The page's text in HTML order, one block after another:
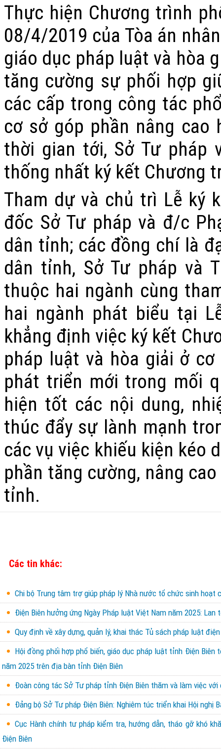
Thực hiện Chương trình
08/4/2019 của Tòa án
giáo dục pháp luật và hòa
tăng cường sự phối hợp
các cấp trong công tác
cơ sở góp phần nâng
thời gian tới, Sở Tư pháp
thống nhất ký kết Chương
Tham dự và chủ trì Lễ ký
đốc Sở Tư pháp và đ/c
dân tỉnh; các đồng chí là
dân tỉnh, Sở Tư pháp và
thuộc hai ngành cùng
hai ngành phát biểu tại
khẳng định việc ký kết
pháp luật và hòa giải ở
phát triển mới trong mối
hiện tốt các nội dung,
thúc đẩy sự lành mạnh
các vụ việc khiếu kiện kéo
phần tăng cường, nâng
tỉnh.
Các tin khác:
Chi bộ Trung tâm trợ giúp pháp lý Nhà nước tổ chức sinh hoạt
Điện Biên hưởng ứng Ngày Pháp luật Việt Nam năm 2025:
Quy định về xây dựng, quản lý, khai thác Tủ sách pháp luật
Hội đồng phối hợp phổ biến, giáo dục pháp luật tỉnh Điện
năm 2025 trên địa bàn tỉnh Điện Biên
Đoàn công tác Sở Tư pháp tỉnh Điện Biên thăm và làm việc
Đảng bộ Sở Tư pháp Điện Biên: Nghiêm túc triển khai Hội nghị
Cục Hành chính tư pháp kiểm tra, hướng dẫn, tháo gỡ khó
Điện Biên